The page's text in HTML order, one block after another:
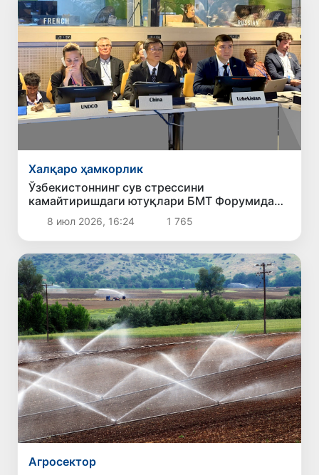
Халқаро ҳамкорлик
Ўзбекистоннинг сув стрессини
камайтиришдаги ютуқлари БМТ Форумида
эътироф этилди
8 июл 2026, 16:24 1 765
Агросектор